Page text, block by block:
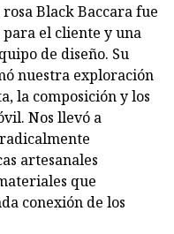
Black Baccara fue
el cliente y una
de diseño. Su
nuestra exploración
la composición y los
Nos llevó a
artesanales
que
conexión de los